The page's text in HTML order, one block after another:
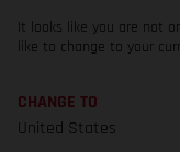
It looks like you are not
like to change to your
CHANGE TO
United States